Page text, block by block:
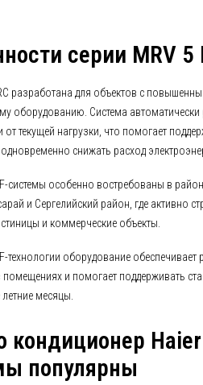
серии MRV 5
разработана для объектов с
оборудованию. Система автоматически
от текущей нагрузки, что помогает
снижать расход
системы особенно востребованы в
и Сергелийский район, где активно
и коммерческие объекты.
технологии оборудование
помещениях и помогает поддерживать
месяцы.
кондиционер
популярны